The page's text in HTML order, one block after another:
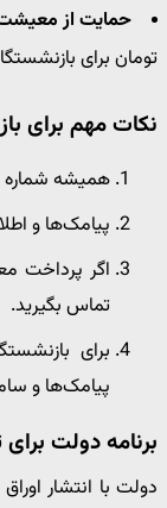
حمایت از
تومان برای
نکات مهم برای
همیشه شماره
پیامک‌ها و
اگر پرداخت
تماس بگیرید.
پیامک‌ها و
برنامه دولت
دولت با انتشار